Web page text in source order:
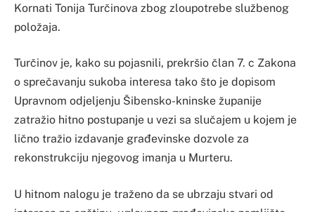
Kornati Tonija Turčinova zbog zloupotrebe službenog
položaja.
Turčinov je, kako su pojasnili, prekršio član 7. c Zakona
o sprečavanju sukoba interesa tako što je dopisom
Upravnom odjeljenju Šibensko-kninske županije
zatražio hitno postupanje u vezi sa slučajem u kojem je
lično tražio izdavanje građevinske dozvole za
rekonstrukciju njegovog imanja u Murteru.
U hitnom nalogu je traženo da se ubrzaju stvari od